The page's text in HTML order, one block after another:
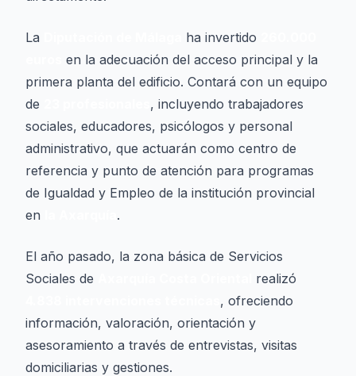
La ha invertido
en la adecuación del acceso principal y la
primera planta del edificio. Contará con un equipo
de
, incluyendo trabajadores
sociales, educadores, psicólogos y personal
administrativo, que actuarán como centro de
referencia y punto de atención para programas
de Igualdad y Empleo de la institución provincial
en
.
El año pasado, la zona básica de Servicios
Sociales de
realizó
, ofreciendo
información, valoración, orientación y
asesoramiento a través de entrevistas, visitas
domiciliarias y gestiones.